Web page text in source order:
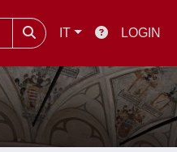
IT LOGIN